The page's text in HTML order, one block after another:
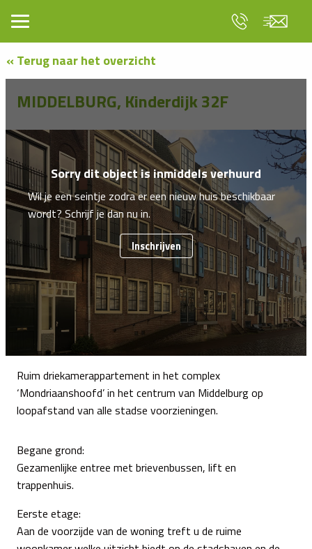
« Terug naar het overzicht
Sorry dit object is inmiddels verhuurd
Wil je een seintje zodra er een nieuw huis beschikbaar
wordt? Schrijf je dan nu in.
Inschrijven
MIDDELBURG, Kinderdijk 32F
Ruim driekamerappartement in het complex
‘Mondriaanshoofd’ in het centrum van Middelburg op
loopafstand van alle stadse voorzieningen.
Begane grond:
Gezamenlijke entree met brievenbussen, lift en
trappenhuis.
Eerste etage:
Aan de voorzijde van de woning treft u de ruime